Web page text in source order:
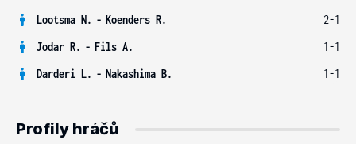
Lootsma N. - Koenders R.
2-1
Jodar R. - Fils A.
1-1
Darderi L. - Nakashima B. 1-1
Profily hráčů